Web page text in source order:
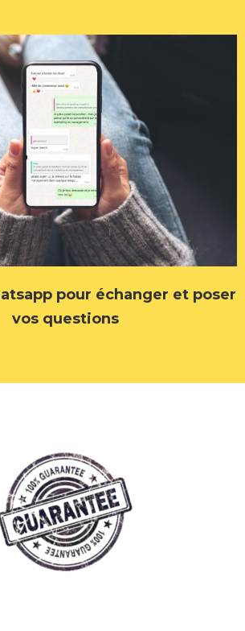
pour échanger et poser
vos questions